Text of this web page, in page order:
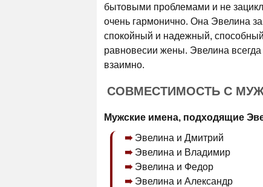
бытовыми проблемами и не
очень гармонично. Она Эвелина
спокойный и надежный,
равновесии жены. Эвелина
взаимно.
СОВМЕСТИМОСТЬ С
Мужские имена, подходящие
Эвелина и Дмитрий
Эвелина и Владимир
Эвелина и Федор
Эвелина и Александр